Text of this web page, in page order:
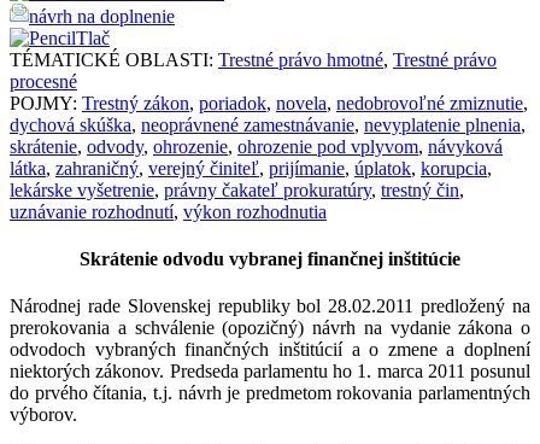
návrh na doplnenie
Tlač
TÉMATICKÉ OBLASTI: Trestné právo hmotné, Trestné právo
procesné
POJMY: Trestný zákon, poriadok, novela, nedobrovoľné zmiznutie,
dychová skúška, neoprávnené zamestnávanie, nevyplatenie plnenia,
skrátenie, odvody, ohrozenie, ohrozenie pod vplyvom, návyková
látka, zahraničný, verejný činiteľ, prijímanie, úplatok, korupcia,
lekárske vyšetrenie, právny čakateľ prokuratúry, trestný čin,
uznávanie rozhodnutí, výkon rozhodnutia
Skrátenie odvodu vybranej finančnej inštitúcie
Národnej rade Slovenskej republiky bol 28.02.2011 predložený na
prerokovania a schválenie (opozičný) návrh na vydanie zákona o
odvodoch vybraných finančných inštitúcií a o zmene a doplnení
niektorých zákonov. Predseda parlamentu ho 1. marca 2011 posunul
do prvého čítania, t.j. návrh je predmetom rokovania parlamentných
výborov.